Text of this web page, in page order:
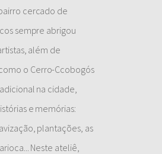
cercado de
sempre abrigou
além de
o Cerro-Ccobogós
na cidade,
e memórias:
plantações, as
Neste ateliê,